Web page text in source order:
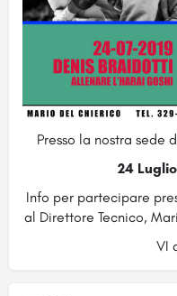
Presso la nostra sede
24
Info per partecipare
al Direttore Tecnico,
VI